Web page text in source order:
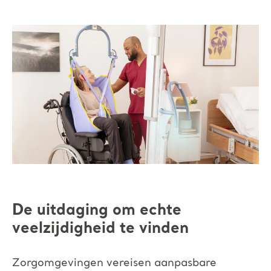
De uitdaging om echte
veelzijdigheid te vinden
Zorgomgevingen vereisen aanpasbare